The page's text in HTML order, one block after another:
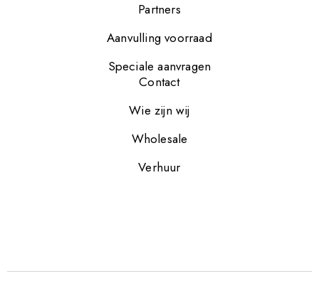
Partners
Aanvulling voorraad
Speciale aanvragen
Contact
Wie zijn wij
Wholesale
Verhuur